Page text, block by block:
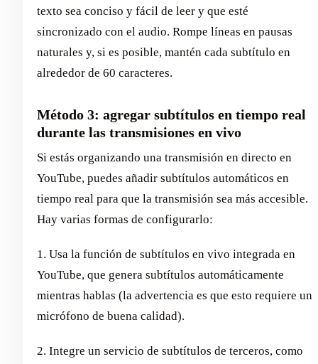
texto sea conciso y fácil de leer y que esté
sincronizado con el audio. Rompe líneas en pausas
naturales y, si es posible, mantén cada subtítulo en
alrededor de 60 caracteres.
Método 3: agregar subtítulos en tiempo real
durante las transmisiones en vivo
Si estás organizando una transmisión en directo en
YouTube, puedes añadir subtítulos automáticos en
tiempo real para que la transmisión sea más accesible.
Hay varias formas de configurarlo:
1. Usa la función de subtítulos en vivo integrada en
YouTube, que genera subtítulos automáticamente
mientras hablas (la advertencia es que esto requiere un
micrófono de buena calidad).
2. Integre un servicio de subtítulos de terceros, como